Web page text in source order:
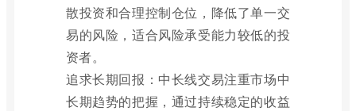
散投资和合理控制仓位，降低了单一交
易的风险，适合风险承受能力较低的投
资者。
追求长期回报：中长线交易注重市场中
长期趋势的把握，通过持续稳定的收益